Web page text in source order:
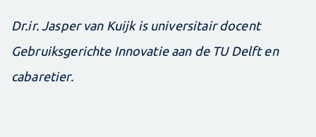
Dr.ir. Jasper van Kuijk is universitair docent
Gebruiksgerichte Innovatie aan de TU Delft en
cabaretier.